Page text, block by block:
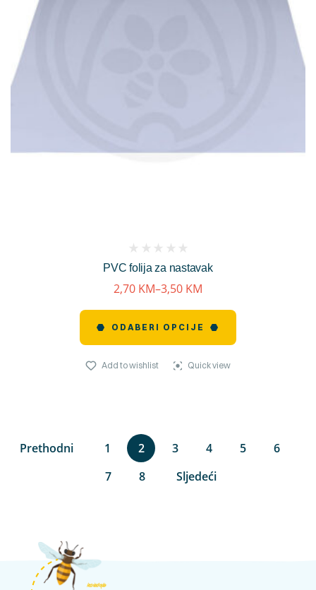
PVC folija za nastavak
reviews)
2,70 KM–3,50 KM
ODABERI OPCIJE
Add to wishlist Quick view
Prethodni 1 2 3 4 5
6
7
8 Sljedeći
kosnicashop.ba